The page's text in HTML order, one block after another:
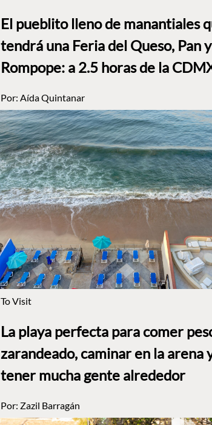
El pueblito lleno de manantiales
tendrá una Feria del Queso, Pan y
Rompope: a 2.5 horas de la
Por: Aída Quintanar
To Visit
La playa perfecta para comer
zarandeado, caminar en la arena
tener mucha gente alrededor
Por: Zazil Barragán